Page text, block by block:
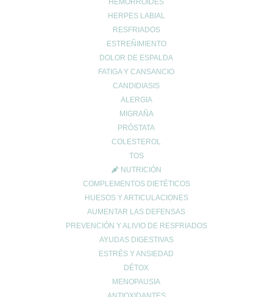
HEMORROIDES
HERPES LABIAL
RESFRIADOS
ESTREÑIMIENTO
DOLOR DE ESPALDA
FATIGA Y CANSANCIO
CANDIDIASIS
ALERGIA
MIGRAÑA
PRÓSTATA
COLESTEROL
TOS
NUTRICIÓN
COMPLEMENTOS DIETÉTICOS
HUESOS Y ARTICULACIONES
AUMENTAR LAS DEFENSAS
PREVENCIÓN Y ALIVIO DE RESFRIADOS
AYUDAS DIGESTIVAS
ESTRÉS Y ANSIEDAD
DÉTOX
MENOPAUSIA
¿Tienes el ácido úrico alto? Todo lo que debes saber sobre la
Creatina: El secreto para maximizar tu rendimiento y cuidar tu